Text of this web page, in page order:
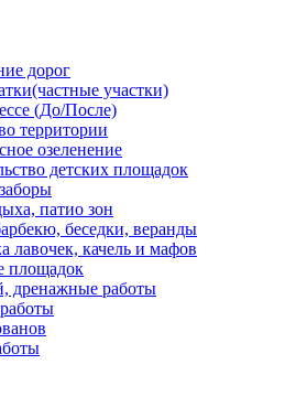
дорог
участки)
(До/После)
территории
озеленение
детских площадок
патио зон
беседки, веранды
лавочек, качель и мафов
площадок
дренажные работы